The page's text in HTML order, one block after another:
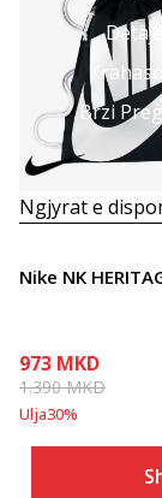
Brzi
Ngjyrat e
Nike NK
973 MKD
1.390MKD
Ulja30%